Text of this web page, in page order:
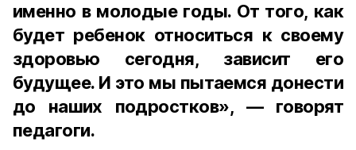
именно в молодые годы. От того, как
будет ребенок относиться к своему
здоровью сегодня, зависит его
будущее. И это мы пытаемся донести
до наших подростков», — говорят
педагоги.